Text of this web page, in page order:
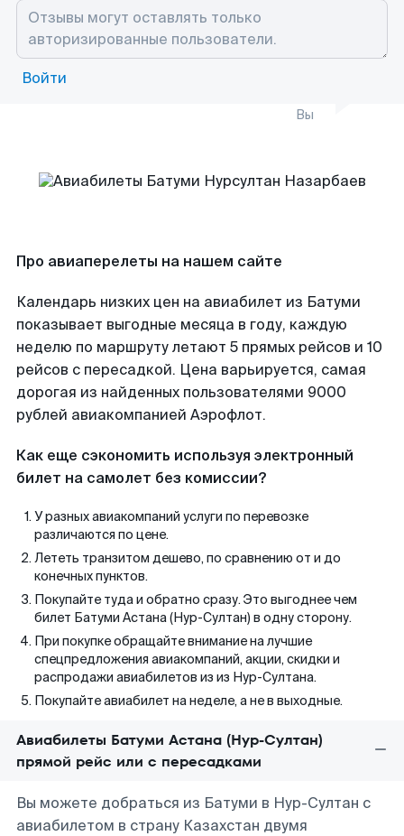
Войти
Вы
Про авиаперелеты на нашем сайте
Календарь низких цен на авиабилет из Батуми
показывает выгодные месяца в году, каждую
неделю по маршруту летают 5 прямых рейсов и 10
рейсов с пересадкой. Цена варьируется, самая
дорогая из найденных пользователями 9000
рублей авиакомпанией Аэрофлот.
Как еще сэкономить используя электронный
билет на самолет без комиссии?
У разных авиакомпаний услуги по перевозке
различаются по цене.
Лететь транзитом дешево, по сравнению от и до
конечных пунктов.
Покупайте туда и обратно сразу. Это выгоднее чем
билет Батуми Астана (Нур-Султан) в одну сторону.
При покупке обращайте внимание на лучшие
спецпредложения авиакомпаний, акции, скидки и
распродажи авиабилетов из из Нур-Султана.
Покупайте авиабилет на неделе, а не в выходные.
Авиабилеты Батуми Астана (Нур-Султан)
прямой рейс или с пересадками
Вы можете добраться из Батуми в Нур-Султан с
авиабилетом в страну Казахстан двумя